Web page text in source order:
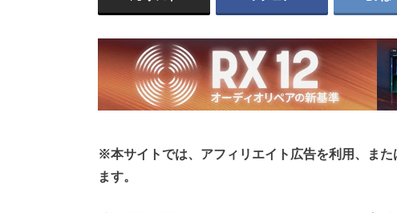
※本サイトでは、アフィリエイト広告を利用、ま
ます。